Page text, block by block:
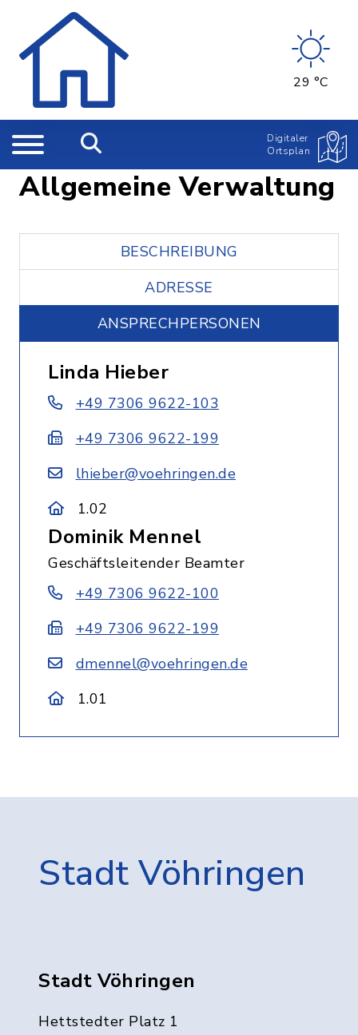
29 °C
Digitaler
Ortsplan
Allgemeine Verwaltung
BESCHREIBUNG
ADRESSE
ANSPRECHPERSONEN
Linda Hieber
+49 7306 9622-103
+49 7306 9622-199
lhieber@voehringen.de
1.02
Dominik Mennel
Geschäftsleitender Beamter
+49 7306 9622-100
+49 7306 9622-199
dmennel@voehringen.de
1.01
Stadt Vöhringen
Stadt Vöhringen
Hettstedter Platz 1